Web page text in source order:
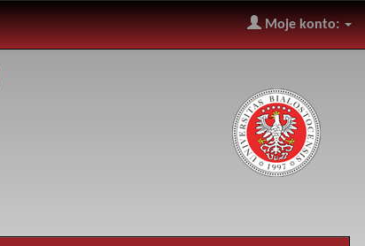
Moje konto: